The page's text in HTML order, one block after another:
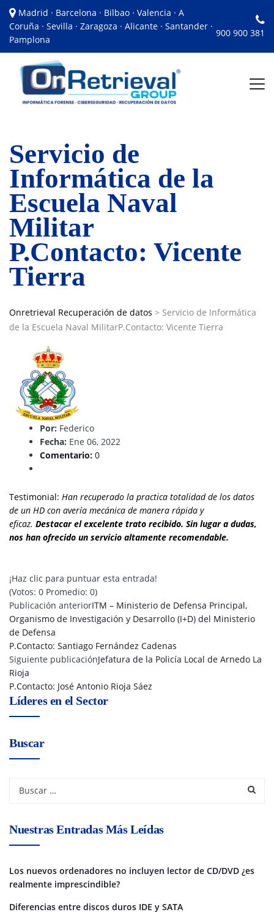
Madrid · Barcelona · Bilbao · Valencia · A
Coruña · Sevilla · Zaragoza · Alicante · Santander ·
Pamplona
900 900 381
Servicio de
Informática de la
Escuela Naval
Militar
P.Contacto: Vicente
Tierra
Onretrieval Recuperación de datos > Servicio de Informática
de la Escuela Naval MilitarP.Contacto: Vicente Tierra
Por: Federico
Fecha: Ene 06, 2022
Comentario: 0
Testimonial: Han recuperado la practica totalidad de los datos
de un HD con avería mecánica de manera rápida y
eficaz. Destacar el excelente trato recibido. Sin lugar a dudas,
nos han ofrecido un servicio altamente recomendable.
¡Haz clic para puntuar esta entrada!
(Votos: 0 Promedio: 0)
Publicación anteriorITM – Ministerio de Defensa Principal,
Organismo de Investigación y Desarrollo (I+D) del Ministerio
de Defensa
P.Contacto: Santiago Fernández Cadenas
Siguiente publicaciónJefatura de la Policía Local de Arnedo La
Rioja
P.Contacto: José Antonio Rioja Sáez
Líderes en el Sector
Buscar
Nuestras Entradas Más Leídas
Los nuevos ordenadores no incluyen lector de CD/DVD ¿es
realmente imprescindible?
Diferencias entre discos duros IDE y SATA